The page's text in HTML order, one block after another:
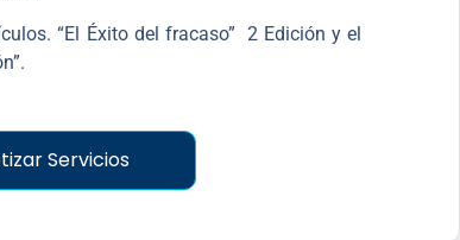
“El Éxito del fracaso” 2 Edición y el
Servicios